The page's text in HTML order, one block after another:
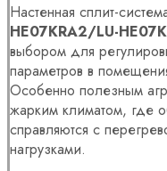
Настенная сплит-
HE07KRA2/LU-
выбором для
параметров в
Особенно полезным
жарким климатом, где
справляются с
нагрузками.